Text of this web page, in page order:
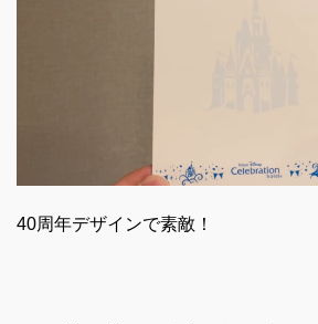
40周年デザインで素敵！